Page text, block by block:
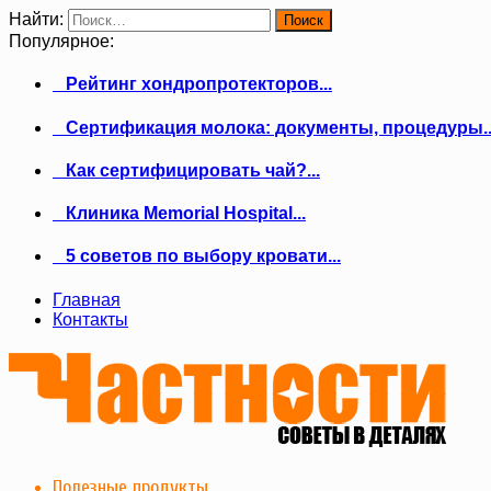
Найти:
Популярное:
Рейтинг хондропротекторов...
Сертификация молока: документы,
Как сертифицировать чай?...
Клиника Memorial Hospital...
5 советов по выбору кровати...
Главная
Контакты